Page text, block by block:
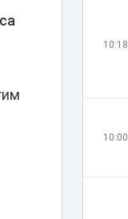
10:18
10:00